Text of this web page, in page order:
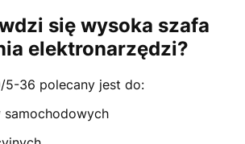
się wysoka szafa
elektronarzędzi?
5-36 polecany jest do: